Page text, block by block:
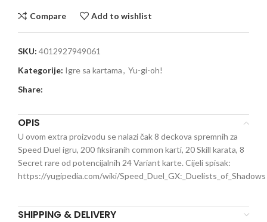
Compare Add to wishlist
SKU: 4012927949061
Kategorije: Igre sa kartama, Yu-gi-oh!
Share:
OPIS
U ovom extra proizvodu se nalazi čak 8 deckova spremnih za
Speed Duel igru, 200 fiksiranih common karti, 20 Skill karata, 8
Secret rare od potencijalnih 24 Variant karte. Cijeli spisak:
https://yugipedia.com/wiki/Speed_Duel_GX:_Duelists_of_Shadows
SHIPPING & DELIVERY